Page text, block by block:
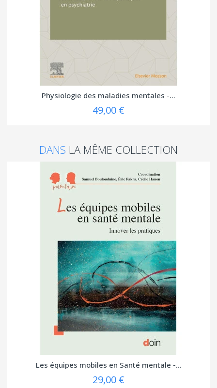
Physiologie des maladies mentales -...
49,00 €
DANS LA MÊME COLLECTION
Les équipes mobiles en Santé mentale -...
29,00 €